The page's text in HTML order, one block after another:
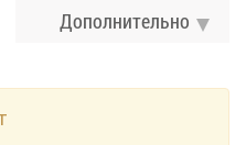
До­пол­ни­тель­но